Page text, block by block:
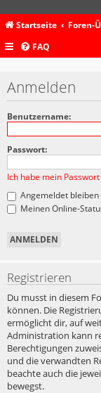
Startseite Foren-
FAQ
Anmelden
Benutzername:
Passwort:
Ich habe mein
Angemeldet bleiben
Meinen Online-
Registrieren
Du musst in diesem
können. Die
ermöglicht dir, auf
Administration kann
Berechtigungen
und die verwandten
beachte auch die
bewegst.